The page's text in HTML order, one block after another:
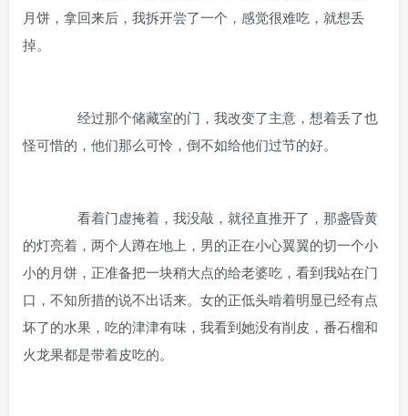
月饼，拿回来后，我拆开尝了一个，感觉很难吃，就想丢
掉。
经过那个储藏室的门，我改变了主意，想着丢了也
怪可惜的，他们那么可怜，倒不如给他们过节的好。
看着门虚掩着，我没敲，就径直推开了，那盏昏黄
的灯亮着，两个人蹲在地上，男的正在小心翼翼的切一个小
小的月饼，正准备把一块稍大点的给老婆吃，看到我站在门
口，不知所措的说不出话来。女的正低头啃着明显已经有点
坏了的水果，吃的津津有味，我看到她没有削皮，番石榴和
火龙果都是带着皮吃的。